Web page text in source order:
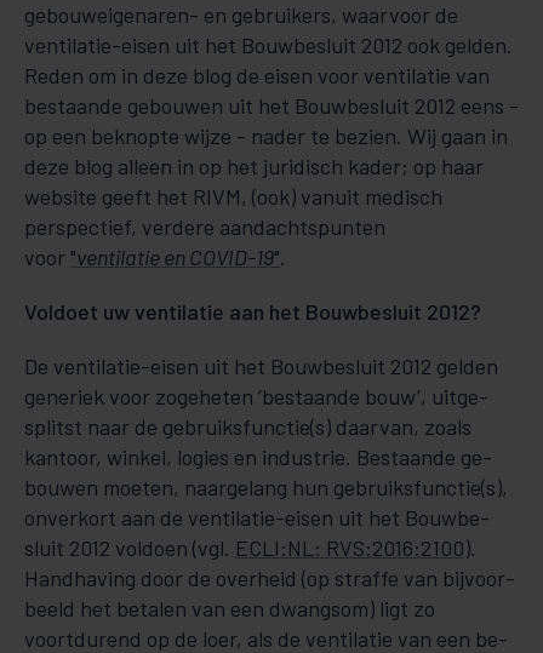
ge­­­­bouw­­­­­­­­­eige­na­­ren- en gebruikers, waarvoor de
ventilatie-eisen uit het Bouwbesluit 2012 ook gelden.
Reden om in deze blog de eisen voor ventilatie van
bestaande ge­bou­wen uit het Bouwbesluit 2012 eens -
op een beknopte wijze - nader te bezien. Wij gaan in
deze blog alleen in op het juridisch kader; op haar
website geeft het RIVM, (ook) vanuit medisch
perspectief, verdere aandachtspunten
voor "ventilatie en COVID-19".
Voldoet uw ventilatie aan het Bouwbesluit 2012?
De ventilatie-ei­sen uit het Bouwbesluit 2012 gelden
gene­riek voor zo­­geheten ‘bestaande bouw’, uitge­
splitst naar de gebruiksfunctie(s) daarvan, zoals
kantoor, win­­kel, lo­­gies en industrie. Bestaande ge­
bouwen moeten, naargelang hun gebruiksfunctie(s),
onver­kort aan de ven­ti­la­tie-eisen uit het Bouw­be­
sluit 2012 voldoen (vgl. ECLI:NL: RVS:2016:2100).
Hand­ha­ving door de over­­­heid (op straffe van bij­­voor­
beeld het betalen van een dwangsom) ligt zo
voortdu­rend op de loer, als de ventilatie van een be­